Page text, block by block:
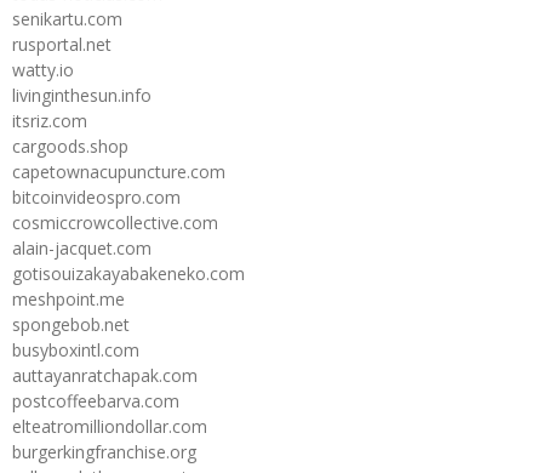
senikartu.com
rusportal.net
watty.io
livinginthesun.info
itsriz.com
cargoods.shop
capetownacupuncture.com
bitcoinvideospro.com
cosmiccrowcollective.com
alain-jacquet.com
gotisouizakayabakeneko.com
meshpoint.me
spongebob.net
busyboxintl.com
auttayanratchapak.com
postcoffeebarva.com
elteatromilliondollar.com
burgerkingfranchise.org